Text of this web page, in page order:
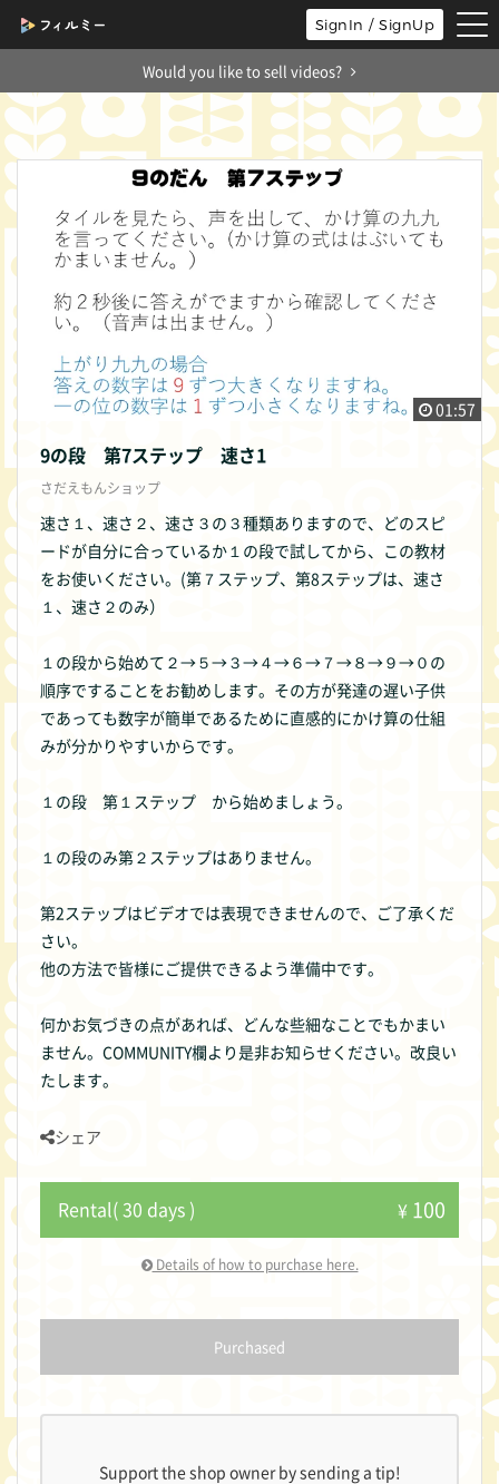
SignIn / SignUp
Would you like to sell videos?
01:57
9の段 第7ステップ 速さ1
さだえもんショップ
速さ１、速さ２、速さ３の３種類ありますので、どのスピ
ードが自分に合っているか１の段で試してから、この教材
をお使いください。(第７ステップ、第8ステップは、速さ
１、速さ２のみ）
１の段から始めて２→５→３→４→６→７→８→９→０の
順序ですることをお勧めします。その方が発達の遅い子供
であっても数字が簡単であるために直感的にかけ算の仕組
みが分かりやすいからです。
１の段 第１ステップ から始めましょう。
１の段のみ第２ステップはありません。
第2ステップはビデオでは表現できませんので、ご了承くだ
さい。
他の方法で皆様にご提供できるよう準備中です。
何かお気づきの点があれば、どんな些細なことでもかまい
ません。COMMUNITY欄より是非お知らせください。改良い
たします。
シェア
Rental( 30 days ) ¥ 100
Details of how to purchase here.
Purchased
Support the shop owner by sending a tip!